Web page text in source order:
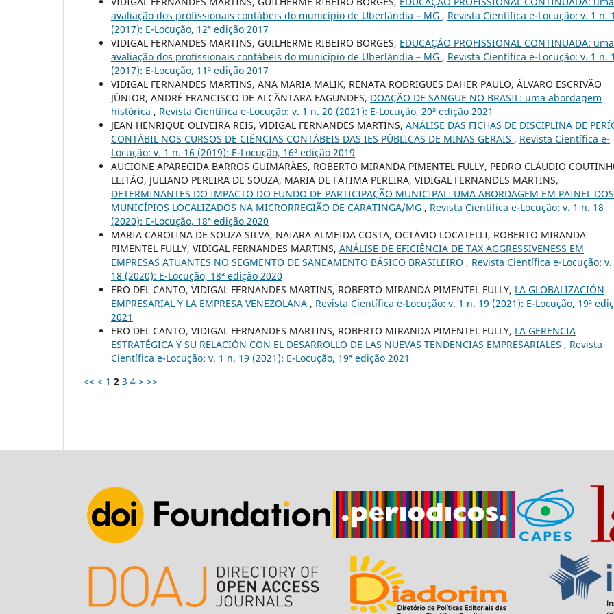
avaliação dos profissionais contábeis do município de Uberlândia – MG , Revista Científica e-Locução: v. 1 n.
(2017): E-Locução, 12ª edição 2017
VIDIGAL FERNANDES MARTINS, GUILHERME RIBEIRO BORGES, EDUCAÇÃO PROFISSIONAL CONTINUADA: uma
avaliação dos profissionais contábeis do município de Uberlândia – MG , Revista Científica e-Locução: v. 1 n.
(2017): E-Locução, 11ª edição 2017
VIDIGAL FERNANDES MARTINS, ANA MARIA MALIK, RENATA RODRIGUES DAHER PAULO, ÁLVARO ESCRIVÃO
JÚNIOR, ANDRÉ FRANCISCO DE ALCÂNTARA FAGUNDES, DOAÇÃO DE SANGUE NO BRASIL: uma abordagem
histórica , Revista Científica e-Locução: v. 1 n. 20 (2021): E-Locução, 20ª edição 2021
JEAN HENRIQUE OLIVEIRA REIS, VIDIGAL FERNANDES MARTINS, ANÁLISE DAS FICHAS DE DISCIPLINA DE
CONTÁBIL NOS CURSOS DE CIÊNCIAS CONTÁBEIS DAS IES PÚBLICAS DE MINAS GERAIS , Revista Científica e-
Locução: v. 1 n. 16 (2019): E-Locução, 16ª edição 2019
AUCIONE APARECIDA BARROS GUIMARÃES, ROBERTO MIRANDA PIMENTEL FULLY, PEDRO CLÁUDIO
LEITÃO, JULIANO PEREIRA DE SOUZA, MARIA DE FÁTIMA PEREIRA, VIDIGAL FERNANDES MARTINS,
DETERMINANTES DO IMPACTO DO FUNDO DE PARTICIPAÇÃO MUNICIPAL: UMA ABORDAGEM EM PAINEL DOS
MUNICÍPIOS LOCALIZADOS NA MICRORREGIÃO DE CARATINGA/MG , Revista Científica e-Locução: v. 1 n. 18
(2020): E-Locução, 18ª edição 2020
MARIA CAROLINA DE SOUZA SILVA, NAIARA ALMEIDA COSTA, OCTÁVIO LOCATELLI, ROBERTO MIRANDA
PIMENTEL FULLY, VIDIGAL FERNANDES MARTINS, ANÁLISE DE EFICIÊNCIA DE TAX AGGRESSIVENESS EM
EMPRESAS ATUANTES NO SEGMENTO DE SANEAMENTO BÁSICO BRASILEIRO , Revista Científica e-Locução:
18 (2020): E-Locução, 18ª edição 2020
ERO DEL CANTO, VIDIGAL FERNANDES MARTINS, ROBERTO MIRANDA PIMENTEL FULLY, LA GLOBALIZACIÓN
EMPRESARIAL Y LA EMPRESA VENEZOLANA , Revista Científica e-Locução: v. 1 n. 19 (2021): E-Locução, 19ª
2021
ERO DEL CANTO, VIDIGAL FERNANDES MARTINS, ROBERTO MIRANDA PIMENTEL FULLY, LA GERENCIA
ESTRATÉGICA Y SU RELACIÓN CON EL DESARROLLO DE LAS NUEVAS TENDENCIAS EMPRESARIALES , Revista
Científica e-Locução: v. 1 n. 19 (2021): E-Locução, 19ª edição 2021
<< < 1 2 3 4 > >>